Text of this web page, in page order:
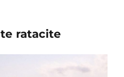
ratacite